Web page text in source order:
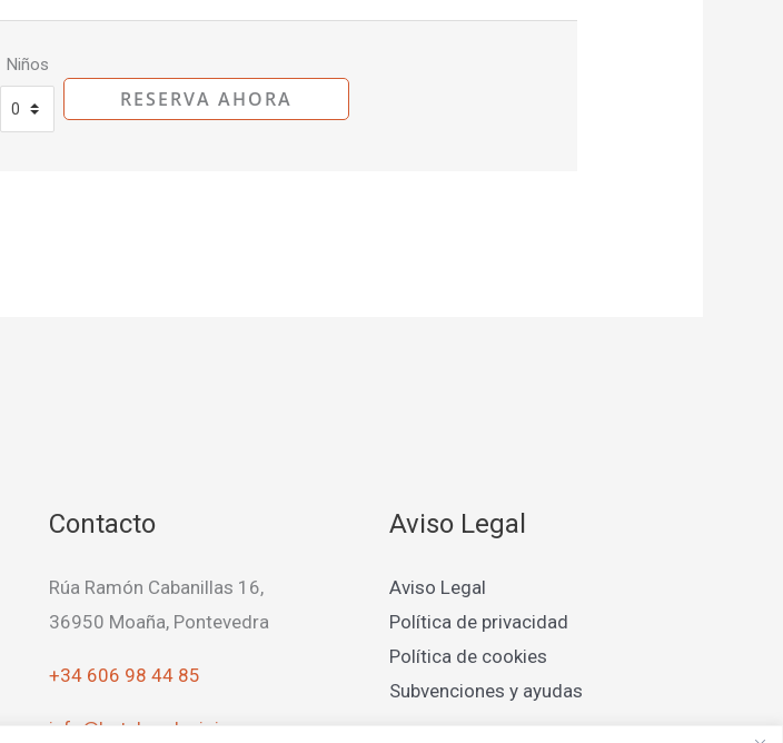
Niños
Contacto
Rúa Ramón Cabanillas 16,
36950 Moaña, Pontevedra
+34 606 98 44 85
info@hotelpradoviejo.com
Aviso Legal
Aviso Legal
Política de privacidad
Política de cookies
Subvenciones y ayudas